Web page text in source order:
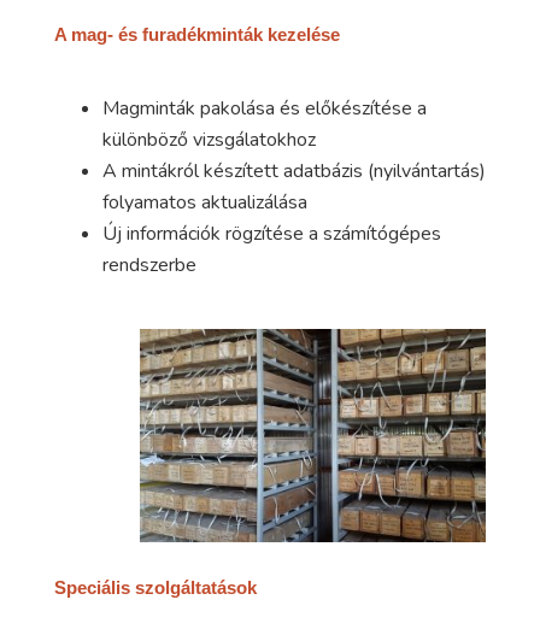
A mag- és furadékminták kezelése
Magminták pakolása és előkészítése a
különböző vizsgálatokhoz
A mintákról készített adatbázis (nyilvántartás)
folyamatos aktualizálása
Új információk rögzítése a számítógépes
rendszerbe
Speciális szolgáltatások